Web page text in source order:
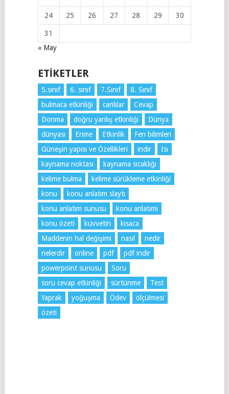
24 25 26 27 28 29 30
31
« May
ETIKETLER
5.sınıf 6. sınıf 7.Sınıf
8. Sınıf
bulmaca etkinliği
canlılar
Cevap
Donma
doğru yanlış etkinliği
Dünya
dünyası
Erime Etkinlik
Fen bilimleri
Güneşin yapısı ve Özellikleri
indir
Isı
kaynama noktası
kaynama sıcaklığı
kelime bulma
kelime sürükleme etkinliği
konu
konu anlatım slaytı
konu anlatım sunusu
konu anlatımı
konu özeti
kuvvetin
kısaca
Maddenin hal değişimi
nasıl
nedir
nelerdir
online pdf
pdf indir
powerpoint sunusu
Soru
soru cevap etkinliği
sürtünme
Test
Yaprak
yoğuşma Ödev
ölçülmesi
özeti